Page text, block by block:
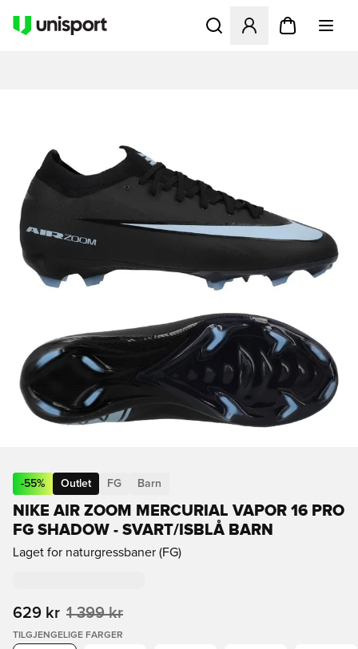
Åpner en Modal for å
-55% Outlet FG Barn
NIKE AIR ZOOM MERCURIAL VAPOR 16 PRO
FG SHADOW - SVART/ISBLÅ BARN
Laget for naturgressbaner (FG)
629 kr 1 399 kr
TILGJENGELIGE FARGER